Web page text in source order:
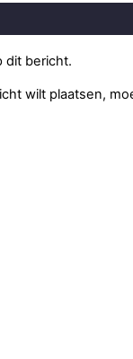
dit bericht.
wilt plaatsen,